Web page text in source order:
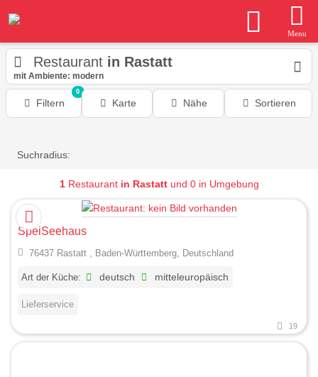
Menu
Restaurant in Rastatt
mit Ambiente: modern
Filtern
0
Karte Nähe Sortieren
Suchradius:
1Restaurant in Rastattund 0 in Umgebung
SpeiSeehaus
76437 Rastatt , Baden-Württemberg, Deutschland
Art der Küche: deutsch mitteleuropäisch
Lieferservice
19